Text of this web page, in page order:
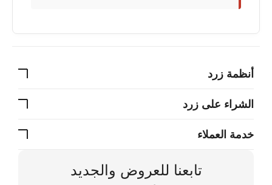
أنظمة زرد
الشراء على زرد
خدمة العملاء
تابعنا للعروض والجديد